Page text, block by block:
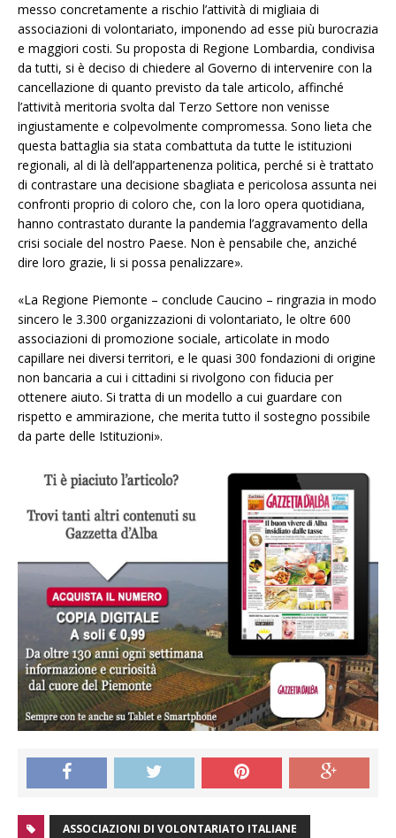
messo concretamente a rischio l’attività di migliaia di
associazioni di volontariato, imponendo ad esse più burocrazia
e maggiori costi. Su proposta di Regione Lombardia, condivisa
da tutti, si è deciso di chiedere al Governo di intervenire con la
cancellazione di quanto previsto da tale articolo, affinché
l’attività meritoria svolta dal Terzo Settore non venisse
ingiustamente e colpevolmente compromessa. Sono lieta che
questa battaglia sia stata combattuta da tutte le istituzioni
regionali, al di là dell’appartenenza politica, perché si è trattato
di contrastare una decisione sbagliata e pericolosa assunta nei
confronti proprio di coloro che, con la loro opera quotidiana,
hanno contrastato durante la pandemia l’aggravamento della
crisi sociale del nostro Paese. Non è pensabile che, anziché
dire loro grazie, li si possa penalizzare».
«La Regione Piemonte – conclude Caucino – ringrazia in modo
sincero le 3.300 organizzazioni di volontariato, le oltre 600
associazioni di promozione sociale, articolate in modo
capillare nei diversi territori, e le quasi 300 fondazioni di origine
non bancaria a cui i cittadini si rivolgono con fiducia per
ottenere aiuto. Si tratta di un modello a cui guardare con
rispetto e ammirazione, che merita tutto il sostegno possibile
da parte delle Istituzioni».
ASSOCIAZIONI DI VOLONTARIATO ITALIANE